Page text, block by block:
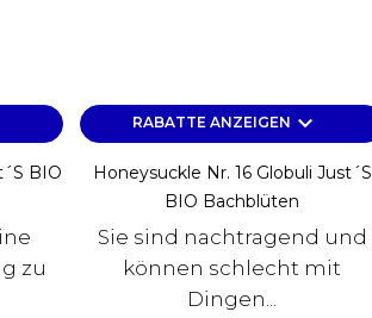
BIO
zu
RABATTE ANZEIGEN keyboard_arrow_down
Honeysuckle Nr. 16 Globuli Just´s
BIO Bachblüten
Sie sind nachtragend und
können schlecht mit
Dingen...